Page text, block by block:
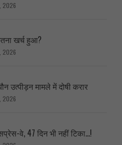
2026
खर्च हुआ?
2026
उत्पीड़न मामले में दोषी करार
2026
वे, 47 दिन भी नहीं टिका…!